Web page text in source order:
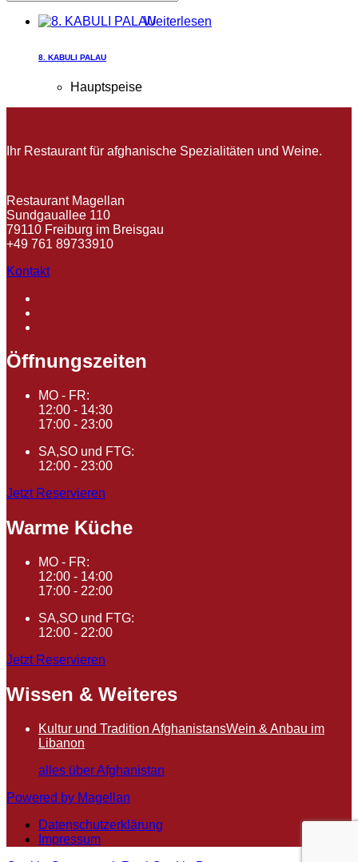
Weiterlesen
8. KABULI PALAU
Hauptspeise
Ihr Restaurant für afghanische Spezialitäten und Weine.
Restaurant Magellan
Sundgauallee 110
79110 Freiburg im Breisgau
+49 761 89733910
Kontakt
Öffnungszeiten
MO - FR:
12:00 - 14:30
17:00 - 23:00
SA,SO und FTG:
12:00 - 23:00
Jetzt Reservieren
Warme Küche
MO - FR:
12:00 - 14:00
17:00 - 22:00
SA,SO und FTG:
12:00 - 22:00
Jetzt Reservieren
Wissen & Weiteres
Kultur und Tradition AfghanistansWein & Anbau im
Libanon
alles über Afghanistan
Powered by Magellan
Datenschutzerklärung
Impressum